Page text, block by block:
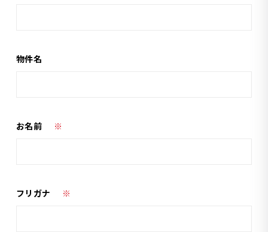
物件名
お名前 ※
フリガナ ※